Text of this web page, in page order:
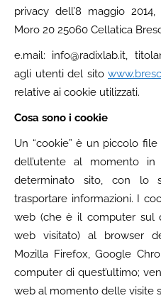
privacy dell’8 maggio
Moro 20 25060 Cellatica
e.mail: info@radixlab.it,
agli utenti del sito
relative ai cookie utilizzati.
Cosa sono i cookie
Un “cookie” è un piccolo
dell’utente al momento
determinato sito, con lo
trasportare informazioni. I
web (che è il computer sul
web visitato) al browser
Mozilla Firefox, Google
computer di quest’ultimo;
web al momento delle visite